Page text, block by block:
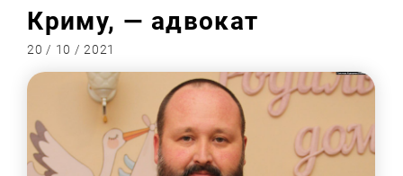
Криму, — адвокат
20 / 10 / 2021